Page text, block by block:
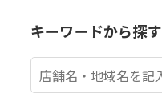
キーワードから探す